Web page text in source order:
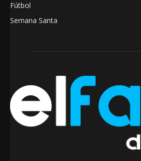
Fútbol
Semana Santa